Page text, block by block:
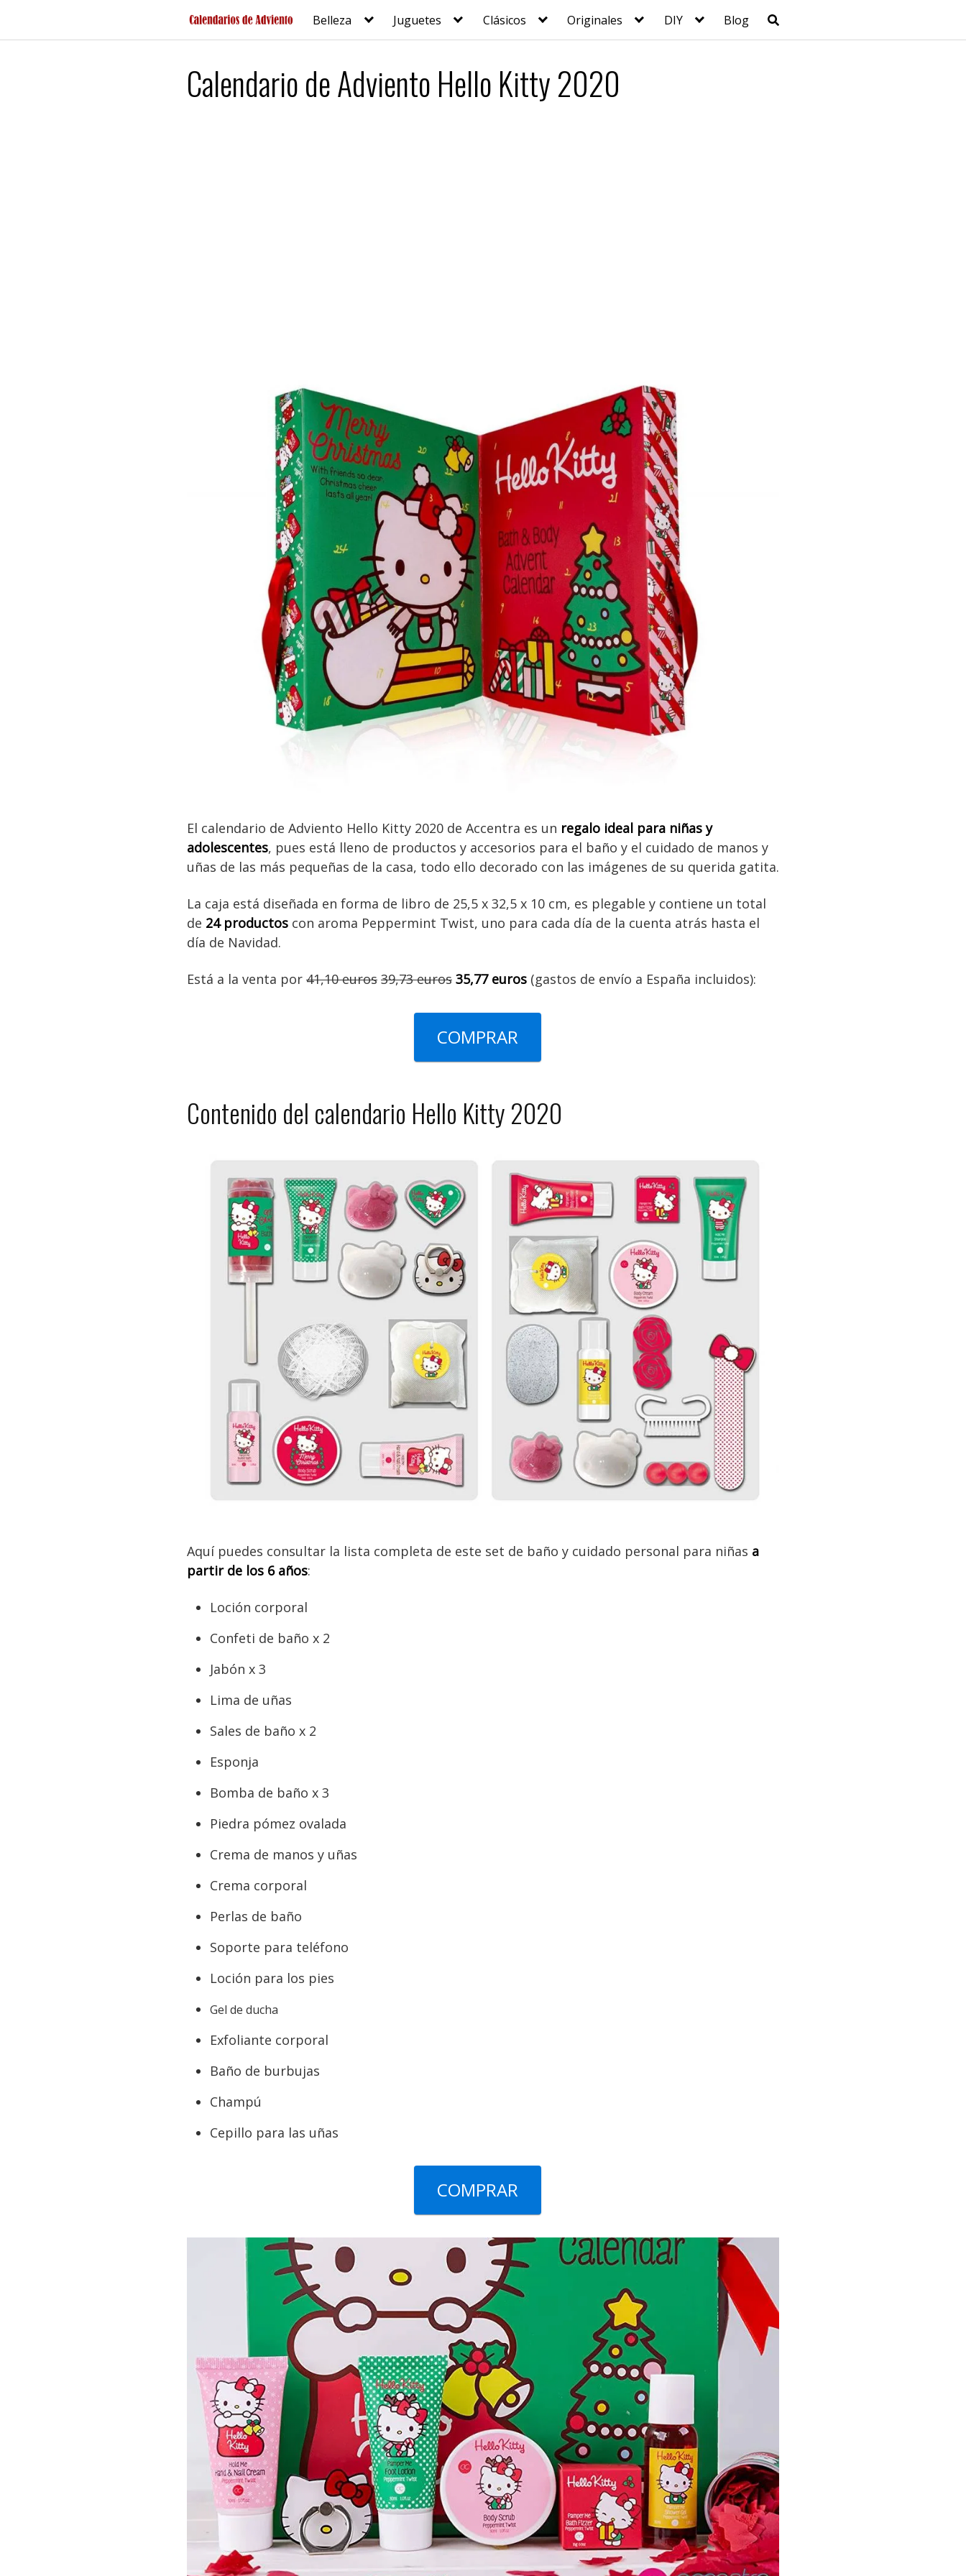
contenido
Belleza Juguetes Clásicos Originales DIY Blog
Calendario de Adviento Hello Kitty 2020
El calendario de Adviento Hello Kitty 2020 de Accentra es un regalo ideal para niñas y
adolescentes, pues está lleno de productos y accesorios para el baño y el cuidado de manos y
uñas de las más pequeñas de la casa, todo ello decorado con las imágenes de su querida gatita.
La caja está diseñada en forma de libro de 25,5 x 32,5 x 10 cm, es plegable y contiene un total
de 24 productos con aroma Peppermint Twist, uno para cada día de la cuenta atrás hasta el
día de Navidad.
Está a la venta por 41,10 euros 39,73 euros 35,77 euros (gastos de envío a España incluidos):
COMPRAR
Contenido del calendario Hello Kitty 2020
Aquí puedes consultar la lista completa de este set de baño y cuidado personal para niñas a
partir de los 6 años:
Loción corporal
Confeti de baño x 2
Jabón x 3
Lima de uñas
Sales de baño x 2
Esponja
Bomba de baño x 3
Piedra pómez ovalada
Crema de manos y uñas
Crema corporal
Perlas de baño
Soporte para teléfono
Loción para los pies
Gel de ducha
Exfoliante corporal
Baño de burbujas
Champú
Cepillo para las uñas
COMPRAR